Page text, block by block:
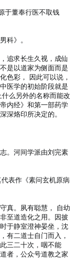
于董奉行医不取钱
科》。
追求长生久视，成仙
是以道家为侧面而是
色彩， 因此可以说，
医学的初始阶段就是
么另外的名称而能改
内经》和第一部药学
深烙印所决定的。
。河间学派由刘完素
表作《素问玄机原病
真。夙有聪慧， 自幼
至道造化之用。因披
于静室澄神晏坐，沈
有二道士自门而入，
三二十次，咽不能
者，公众号道教之家